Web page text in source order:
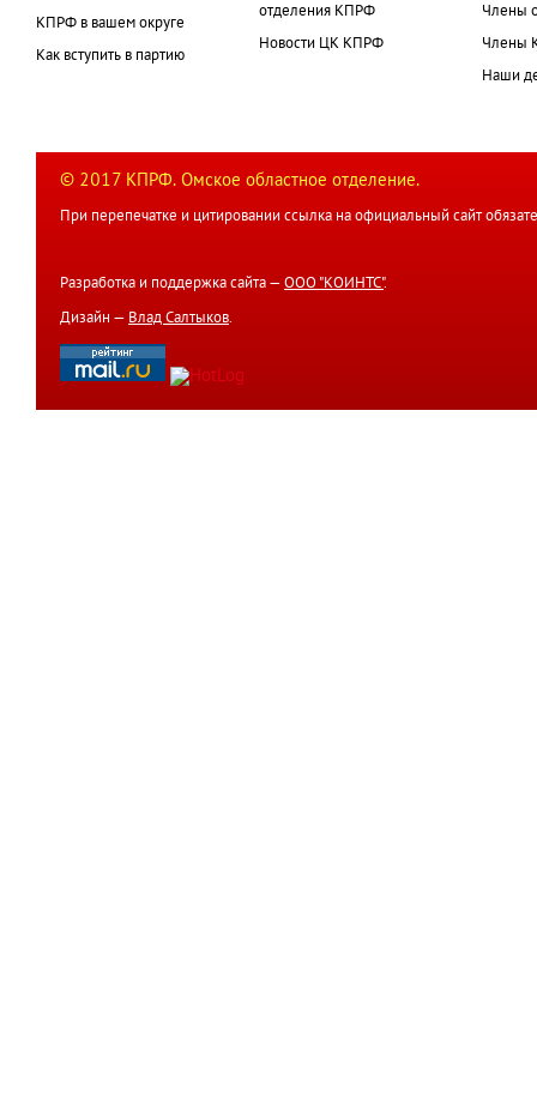
КПРФ в вашем округе
Как вступить в партию
отделения КПРФ
Новости ЦК КПРФ
Члены
Члены
Наши
© 2017 КПРФ. Омское областное отделение.
При перепечатке и цитировании ссылка на официальный сайт
Разработка и поддержка сайта — ООО "КОИНТС".
Дизайн — Влад Салтыков.